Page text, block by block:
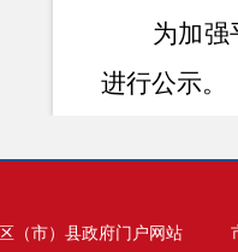
为加
进行公示。
时发现并
区（市）县政府门户网站